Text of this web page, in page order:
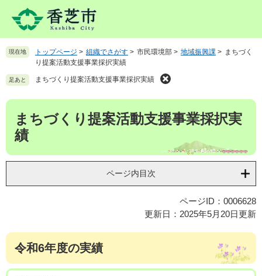
先
。
を
て
現在地 トップページ > 組織でさがす > 市民環境部 > 地域振興課 > まちづく
り提案活動支援事業採択実績
足あと まちづくり提案活動支援事業採択実績
本
まちづくり提案活動支援事業採択実
績
ページ内目次
ページID：0006628
更新日：2025年5月20日更新
令和6年度の実績